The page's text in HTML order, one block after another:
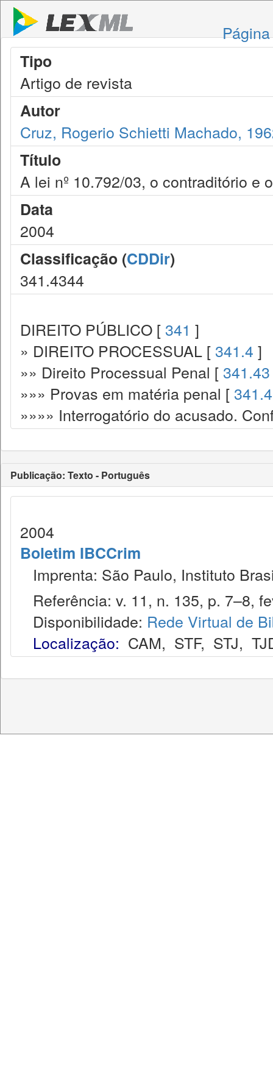
Tipo
Artigo de revista
Autor
Cruz, Rogerio Schietti Machado,
Título
A lei nº 10.792/03, o contraditório e
Data
2004
Classificação (CDDir)
341.4344
DIREITO PÚBLICO [ 341 ]
» DIREITO PROCESSUAL [ 341.4 ]
»» Direito Processual Penal [ 341.43
»»» Provas em matéria penal [
»»»» Interrogatório do acusado.
Publicação: Texto - Português
2004
Boletim IBCCrim
Imprenta: São Paulo, Instituto
Referência: v. 11, n. 135, p. 7–8,
Disponibilidade: Rede Virtual de
Localização: CAM, STF, STJ,